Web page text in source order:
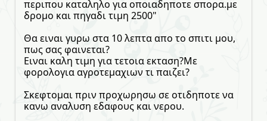
περιπου καταληλο για οποιαδηποτε σπορα.με
δρομο και πηγαδι τιμη 2500"
Θα ειναι γυρω στα 10 λεπτα απο το σπιτι μου,
πως σας φαινεται?
Ειναι καλη τιμη για τετοια εκταση?Με
φορολογια αγροτεμαχιων τι παιζει?
Σκεφτομαι πριν προχωρησω σε οτιδηποτε να
κανω αναλυση εδαφους και νερου.